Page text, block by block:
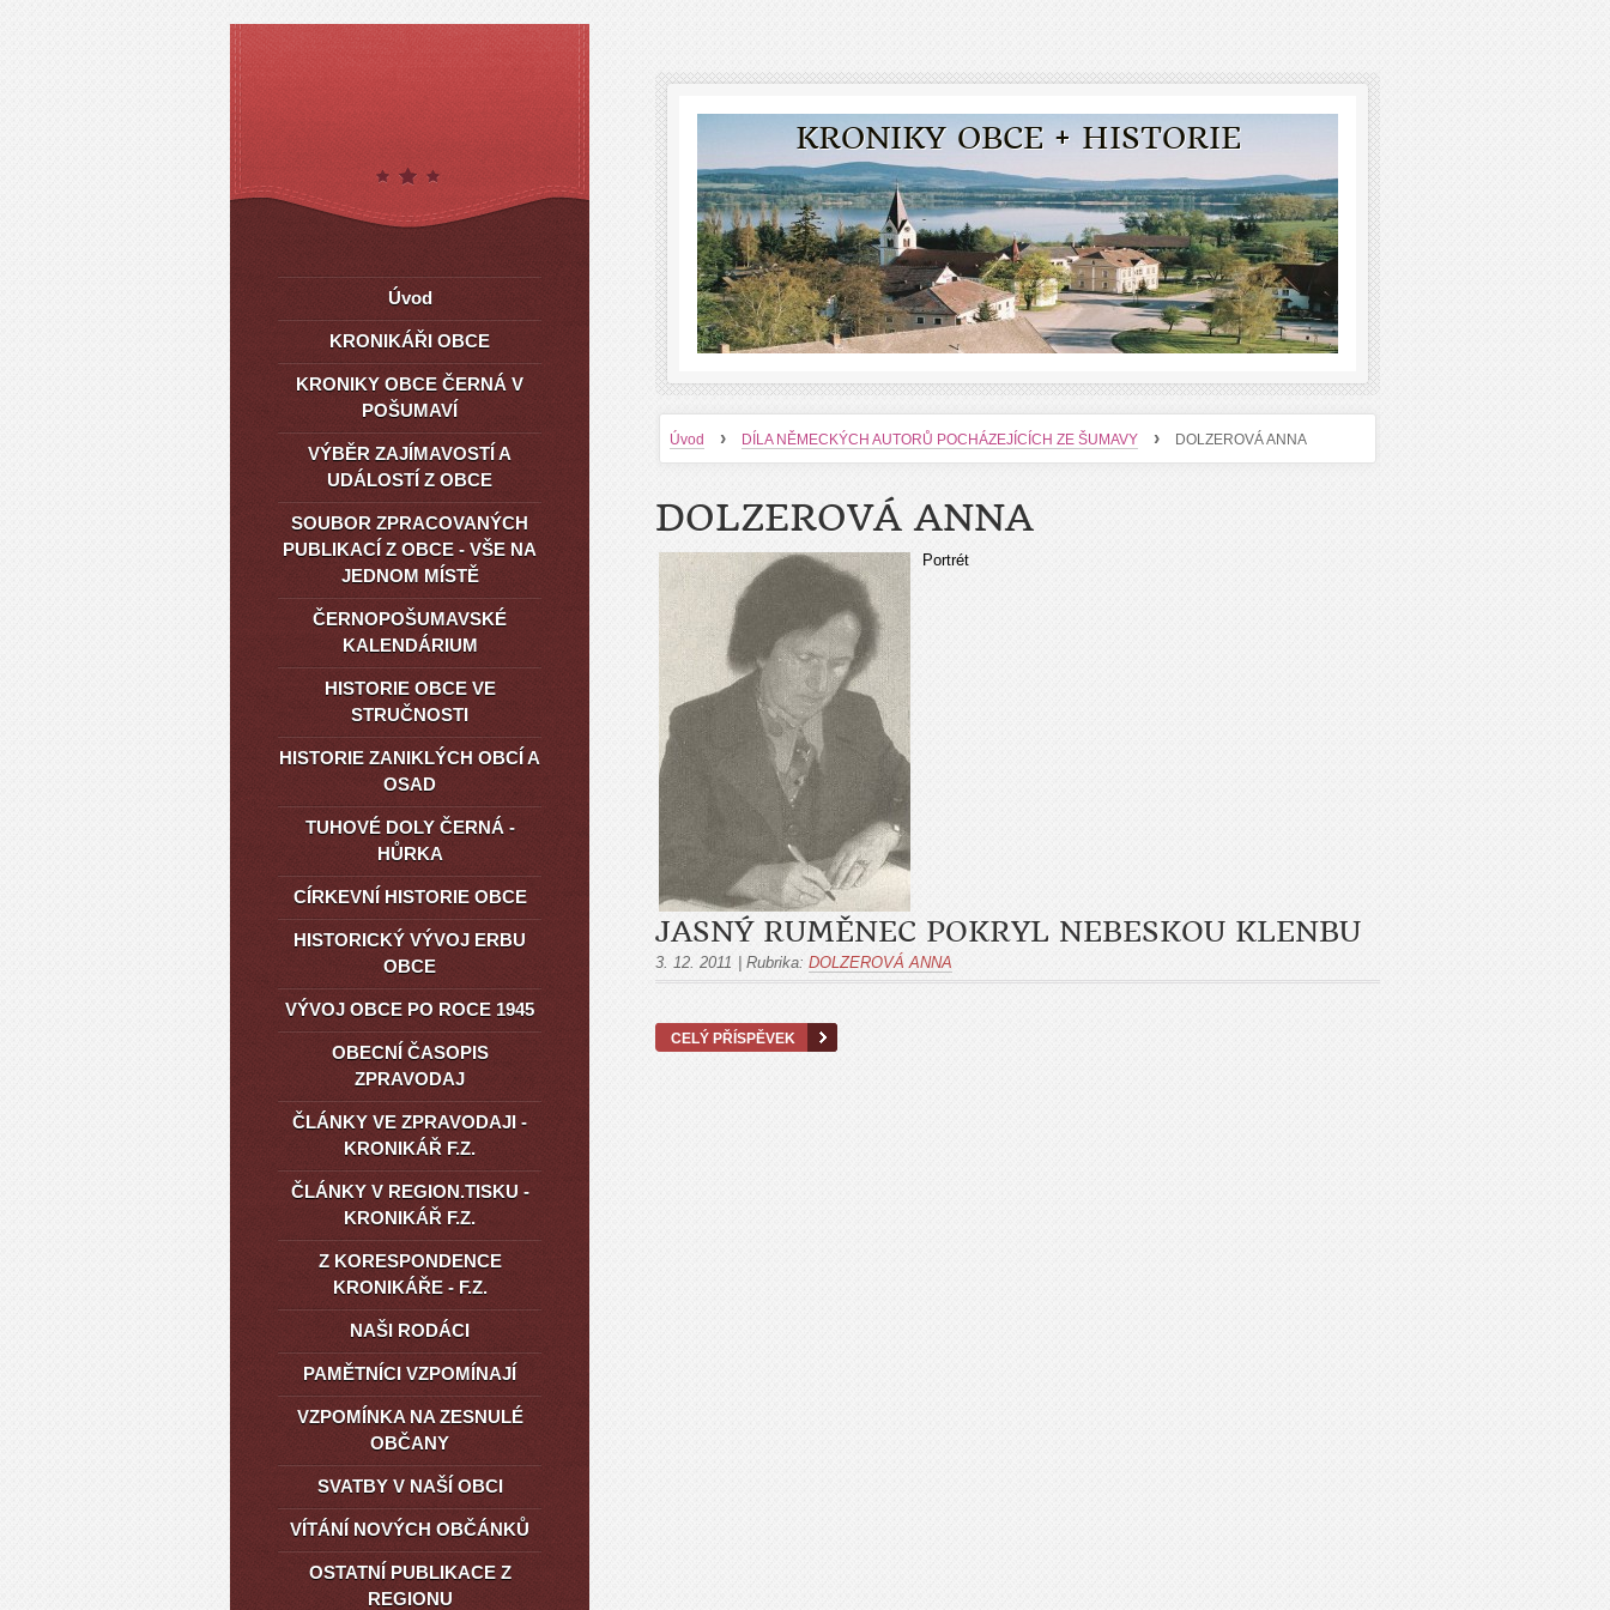
KRONIKY OBCE + HISTORIE
Úvod › DÍLA NĚMECKÝCH AUTORŮ POCHÁZEJÍCÍCH ZE ŠUMAVY › DOLZEROVÁ ANNA
DOLZEROVÁ ANNA
Portrét
JASNÝ RUMĚNEC POKRYL NEBESKOU KLENBU
3. 12. 2011 Rubrika: DOLZEROVÁ ANNA
CELÝ PŘÍSPĚVEK
Úvod
KRONIKÁŘI OBCE
KRONIKY OBCE ČERNÁ V
POŠUMAVÍ
VÝBĚR ZAJÍMAVOSTÍ A
UDÁLOSTÍ Z OBCE
SOUBOR ZPRACOVANÝCH
PUBLIKACÍ Z OBCE - VŠE NA
JEDNOM MÍSTĚ
ČERNOPOŠUMAVSKÉ
KALENDÁRIUM
HISTORIE OBCE VE
STRUČNOSTI
HISTORIE ZANIKLÝCH OBCÍ A
OSAD
TUHOVÉ DOLY ČERNÁ -
HŮRKA
CÍRKEVNÍ HISTORIE OBCE
HISTORICKÝ VÝVOJ ERBU
OBCE
VÝVOJ OBCE PO ROCE 1945
OBECNÍ ČASOPIS
ZPRAVODAJ
ČLÁNKY VE ZPRAVODAJI -
KRONIKÁŘ F.Z.
ČLÁNKY V REGION.TISKU -
KRONIKÁŘ F.Z.
Z KORESPONDENCE
KRONIKÁŘE - F.Z.
NAŠI RODÁCI
PAMĚTNÍCI VZPOMÍNAJÍ
VZPOMÍNKA NA ZESNULÉ
OBČANY
SVATBY V NAŠÍ OBCI
VÍTÁNÍ NOVÝCH OBČÁNKŮ
OSTATNÍ PUBLIKACE Z
REGIONU